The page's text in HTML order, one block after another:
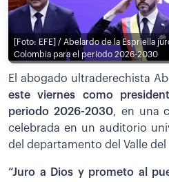
[Foto: EFE] / Abelardo de la Espriella
Colombia para el periodo 2026-2030
El abogado ultraderechista
este viernes como
periodo 2026-2030, en una
celebrada en un auditorio
del departamento del Valle del
“Juro a Dios y prometo al